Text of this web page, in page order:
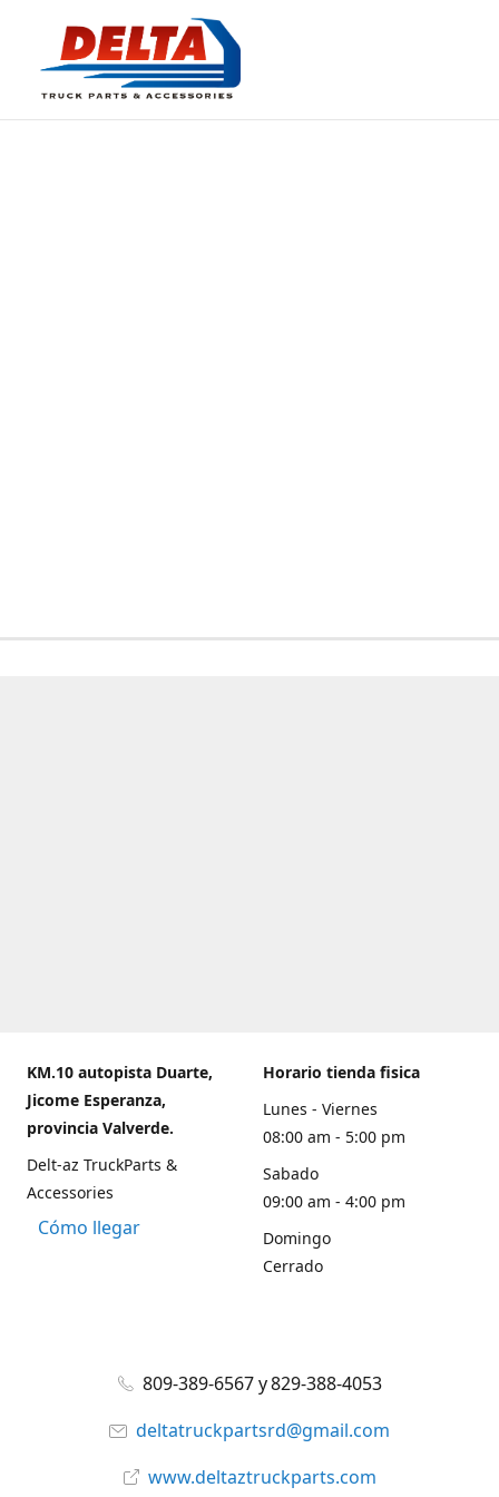
KM.10 autopista Duarte,
Jicome Esperanza,
provincia Valverde.
Delt-az TruckParts &
Accessories
Cómo llegar
Horario tienda fisica
Lunes - Viernes
08:00 am - 5:00 pm
Sabado
09:00 am - 4:00 pm
Domingo
Cerrado
809-389-6567 y 829-388-4053
deltatruckpartsrd@gmail.com
www.deltaztruckparts.com